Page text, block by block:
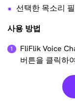
선택한 목소리
사용 방법
FliFlik Voice
버튼을 클릭하